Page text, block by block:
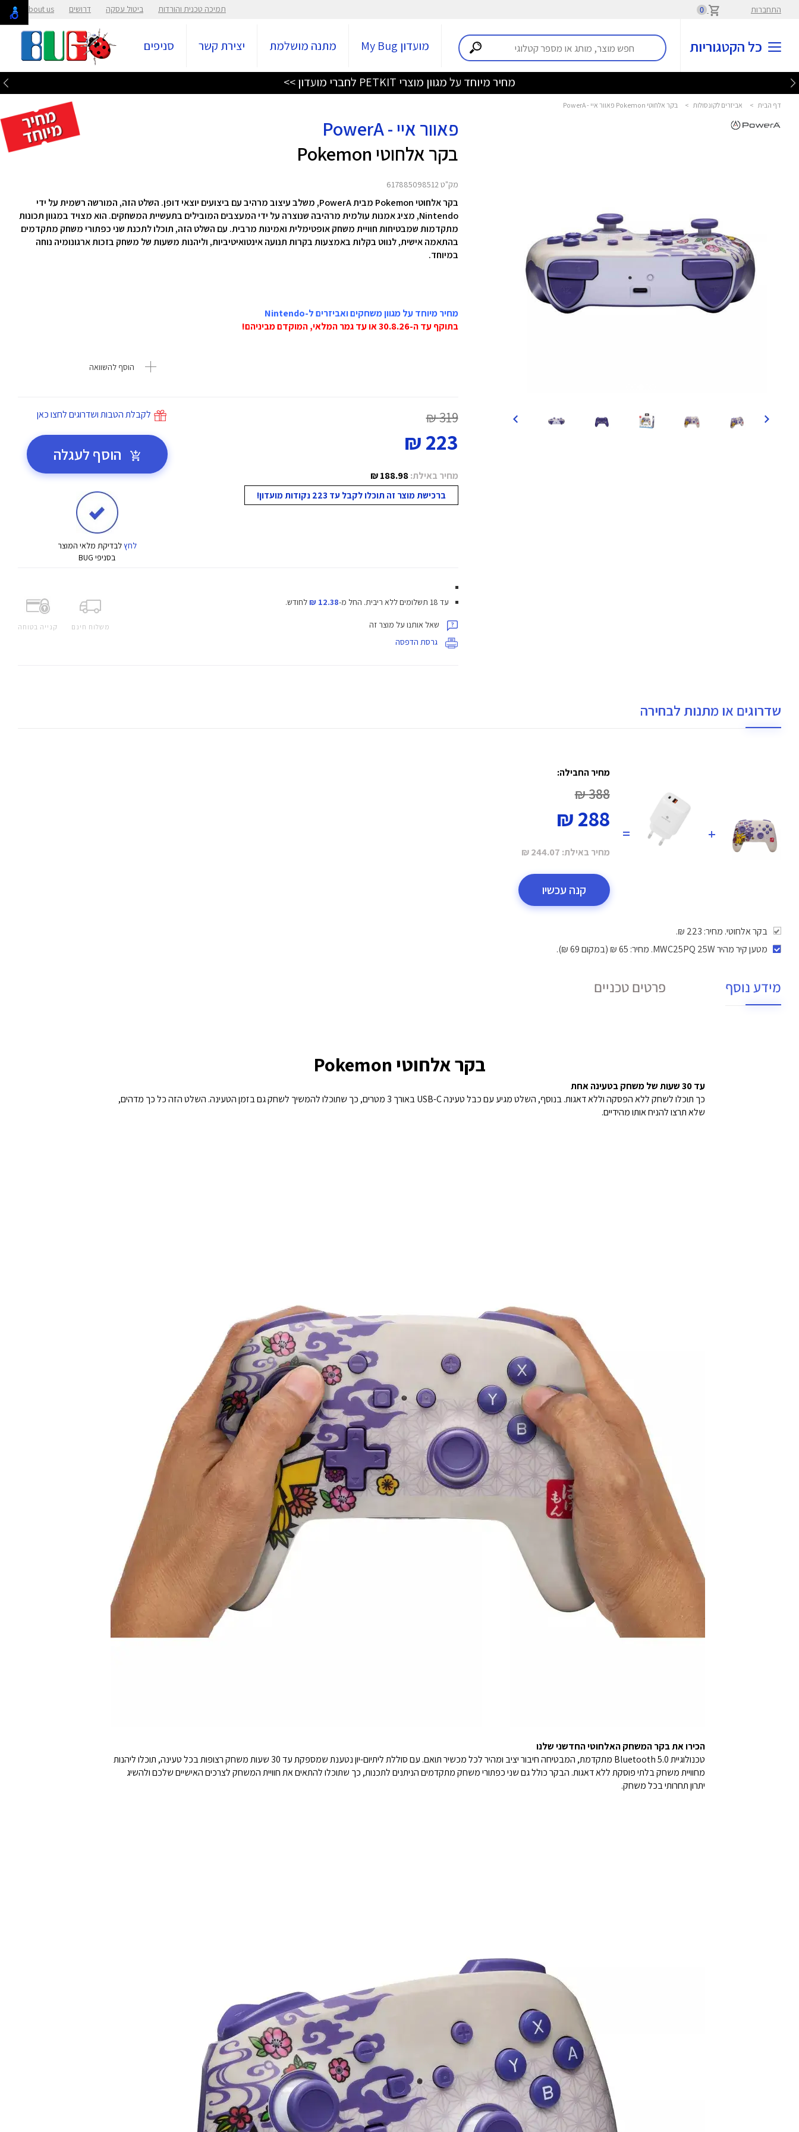
התחברות 0 תמיכה טכנית והורדות ביטול עסקה דרושים About us
כל הקטגוריות מועדון My Bug מתנה מושלמת יצירת קשר סניפים
מחיר מיוחד על מגוון מוצרי PETKIT לחברי מועדון >>
דף הבית > אביזרים לקונסולות > בקר אלחוטי Pokemon פאוור איי - PowerA
פאוור איי - PowerA
בקר אלחוטי Pokemon
מק"ט 617885098512
בקר אלחוטי Pokemon מבית PowerA, משלב עיצוב מרהיב עם ביצועים יוצאי דופן. השלט הזה, המורשה רשמית על ידי
Nintendo, מציג אמנות עולמית מרהיבה שנוצרה על ידי המעצבים המובילים בתעשיית המשחקים. הוא מצויד במגוון תכונות
מתקדמות שמבטיחות חוויית משחק אופטימלית ואמינות מרבית. עם השלט הזה, תוכלו לתכנת שני כפתורי משחק מתקדמים
בהתאמה אישית, לנווט בקלות באמצעות בקרות תנועה אינטואיטיביות, וליהנות משעות של משחק בזכות ארגונומיה נוחה
במיוחד.
מחיר מיוחד על מגוון משחקים ואביזרים ל-Nintendo
בתוקף עד ה-30.8.26 או עד גמר המלאי, המוקדם מביניהם!
הוסף להשוואה
319 ₪
223 ₪
מחיר באילת:188.98 ₪
ברכישת מוצר זה תוכלו לקבל עד 223 נקודות מועדון!
לקבלת הטבות ושדרוגים לחצו כאן
הוסף לעגלה
לחץלבדיקת מלאי המוצר
בסניפי BUG
משלוח חינם קנייה בטוחה
עד 18 תשלומים ללא ריבית. החל מ-12.38 ₪ לחודש.
שאל אותנו על מוצר זה
גרסת הדפסה
שדרוגים או מתנות לבחירה
+
=
מחיר החבילה:
388 ₪
288 ₪
מחיר באילת: 244.07 ₪
קנה עכשיו
בקר אלחוטי. מחיר: 223 ₪.
מטען קיר מהיר MWC25PQ 25W
. מחיר: 65 ₪ (במקום 69 ₪).
מידע נוסף פרטים טכניים
בקר אלחוטי Pokemon
עד 30 שעות של משחק בטעינה אחת
כך תוכלו לשחק ללא הפסקה וללא דאגות. בנוסף, השלט מגיע עם כבל טעינה USB-C באורך 3 מטרים, כך שתוכלו להמשיך לשחק גם בזמן הטעינה. השלט הזה כל כך מדהים,
שלא תרצו להניח אותו מהידיים.
הכירו את בקר המשחק האלחוטי החדשני שלנו
טכנולוגיית Bluetooth 5.0 מתקדמת, המבטיחה חיבור יציב ומהיר לכל מכשיר תואם. עם סוללת ליתיום-יון נטענת שמספקת עד 30 שעות משחק רצופות בכל טעינה, תוכלו ליהנות
מחוויית משחק בלתי פוסקת ללא דאגות. הבקר כולל גם שני כפתורי משחק מתקדמים הניתנים לתכנות, כך שתוכלו להתאים את חוויית המשחק לצרכים האישיים שלכם ולהשיג
יתרון תחרותי בכל משחק.